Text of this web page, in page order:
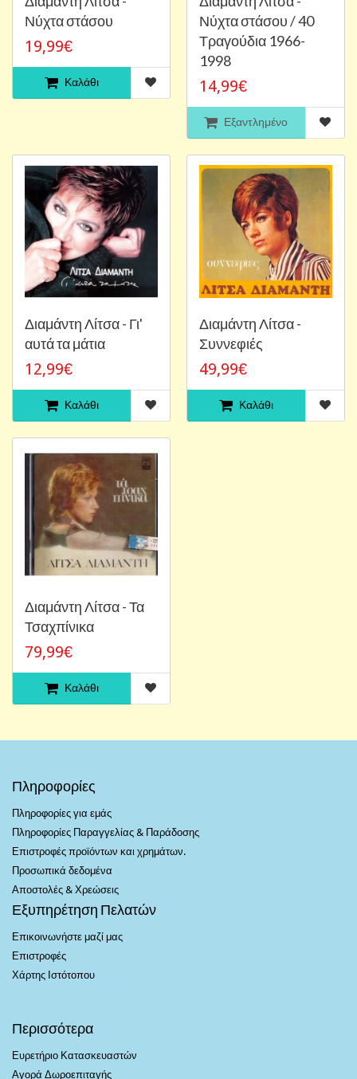
Νύχτα στάσου
19,99€
Καλάθι
Νύχτα στάσου / 40
Τραγούδια 1966-
1998
14,99€
Εξαντλημένο
Διαμάντη Λίτσα - Γι'
αυτά τα μάτια
12,99€
Καλάθι
Διαμάντη Λίτσα -
Συννεφιές
49,99€
Καλάθι
Διαμάντη Λίτσα - Τα
Τσαχπίνικα
79,99€
Καλάθι
Πληροφορίες
Πληροφορίες για εμάς
Πληροφορίες Παραγγελίας & Παράδοσης
Επιστροφές προϊόντων και χρημάτων.
Προσωπικά δεδομένα
Αποστολές & Χρεώσεις
Εξυπηρέτηση Πελατών
Επικοινωνήστε μαζί μας
Επιστροφές
Χάρτης Ιστότοπου
Περισσότερα
Ευρετήριο Κατασκευαστών
Αγορά Δωροεπιταγής